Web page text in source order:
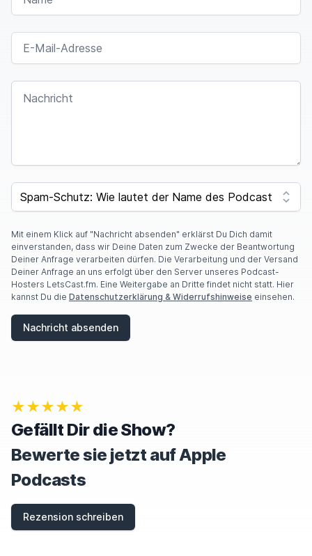
E-MAIL-ADRESSE
NACHRICHT
F
O
A
R
E
A
H
U
R
E
T
H
I
S
F
E
SPAM CAPTCHA
Mit einem Klick auf "Nachricht absenden" erklärst Du Dich damit
einverstanden, dass wir Deine Daten zum Zwecke der Beantwortung
Deiner Anfrage verarbeiten dürfen. Die Verarbeitung und der Versand
Deiner Anfrage an uns erfolgt über den Server unseres Podcast-
Hosters LetsCast.fm. Eine Weitergabe an Dritte findet nicht statt. Hier
kannst Du die Datenschutzerklärung & Widerrufshinweise einsehen.
Nachricht absenden
★★★★★
Gefällt Dir die Show?
Bewerte sie jetzt auf Apple
Podcasts
Rezension schreiben